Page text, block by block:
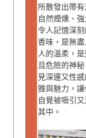
所散發出帶有
自然煙燻、強
令人記憶深刻
香味，是無盡
人的溫柔，是
且危險的神秘
見深邃又性
雅與魅力，讓
自覺被吸引又
其中。